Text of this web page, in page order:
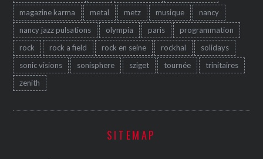
magazine karma
metal metz musique
nancy
nancy jazz pulsations
olympia paris
programmation
rock
rock a field rock en seine rockhal
solidays
sonic visions
sonisphere sziget tournée
trinitaires
zenith
SITEMAP